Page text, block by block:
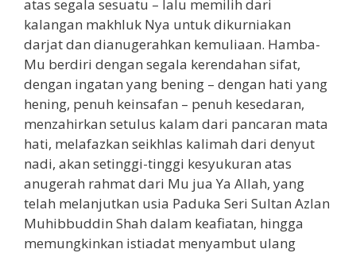
atas segala sesuatu – lalu memilih dari
kalangan makhluk Nya untuk dikurniakan
darjat dan dianugerahkan kemuliaan. Hamba-
Mu berdiri dengan segala kerendahan sifat,
dengan ingatan yang bening – dengan hati yang
hening, penuh keinsafan – penuh kesedaran,
menzahirkan setulus kalam dari pancaran mata
hati, melafazkan seikhlas kalimah dari denyut
nadi, akan setinggi-tinggi kesyukuran atas
anugerah rahmat dari Mu jua Ya Allah, yang
telah melanjutkan usia Paduka Seri Sultan Azlan
Muhibbuddin Shah dalam keafiatan, hingga
memungkinkan istiadat menyambut ulang